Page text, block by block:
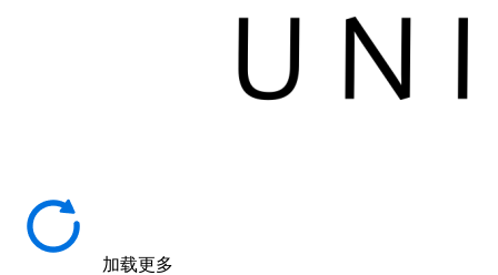
加载更多